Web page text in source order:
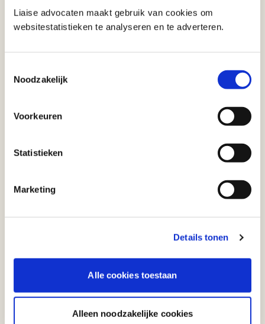
Liaise advocaten maakt gebruik van cookies om
websitestatistieken te analyseren en te adverteren.
Noodzakelijk
Voorkeuren
Statistieken
Marketing
Details tonen
Alle cookies toestaan
Alleen noodzakelijke cookies
contractenrecht en arbeidsrecht.
Lees ook:
beroep
billijke vergoeding